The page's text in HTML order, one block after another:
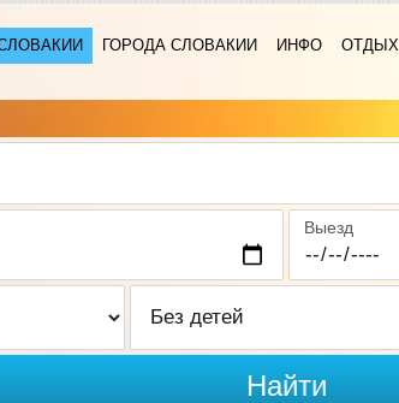
ГОРОДА СЛОВАКИИ ИНФО
Выезд
Найти